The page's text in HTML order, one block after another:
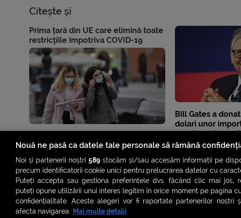
Citește și
Prima țară din UE care elimină toate
restricțiile împotriva COVID-19
Bill Gates a
dolari unor
presă, pentru a-
public
Nouă ne pasă ca datele tale personale să rămână
Noi și partenerii noștri589 stocăm și/sau accesăm informații pe
precum identificatorii cookie unici pentru prelucrarea datelor cu
Puteți accepta sau gestiona preferințele dvs. făcând clic mai jos,
puteți opune utilizării unui interes legitim în orice moment pe pagina
confidențialitate. Aceste alegeri vor fi raportate partenerilor noștri
afecta navigarea. Mai multe detalii